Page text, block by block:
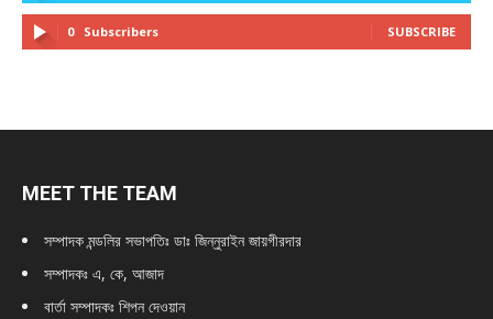
0 Subscribers SUBSCRIBE
MEET THE TEAM
সম্পাদক মন্ডলির সভাপতিঃ ডাঃ জিন্নুরাইন জায়গীরদার
সম্পাদকঃ এ, কে, আজাদ
বার্তা সম্পাদকঃ শিপন দেওয়ান